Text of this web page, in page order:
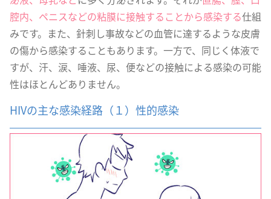
腔内、ペニスなどの粘膜に接触することから感染する仕組
みです。また、針刺し事故などの血管に達するような皮膚
の傷から感染することもあります。一方で、同じく体液で
すが、汗、涙、唾液、尿、便などの接触による感染の可能
性はほとんどありません。
HIVの主な感染経路（１）性的感染